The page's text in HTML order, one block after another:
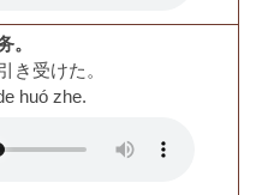
。
き受けた。
huó zhe.